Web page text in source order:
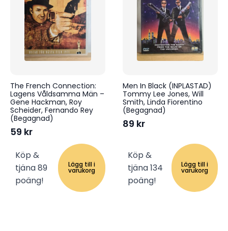
The French Connection:
Lagens Våldsamma Män –
Gene Hackman, Roy
Scheider, Fernando Rey
(Begagnad)
59 kr
Köp &
tjäna 89
poäng!
Lägg till i
varukorg
Men In Black (INPLASTAD)
Tommy Lee Jones, Will
Smith, Linda Fiorentino
(Begagnad)
89 kr
Köp &
tjäna 134
poäng!
Lägg till i
varukorg